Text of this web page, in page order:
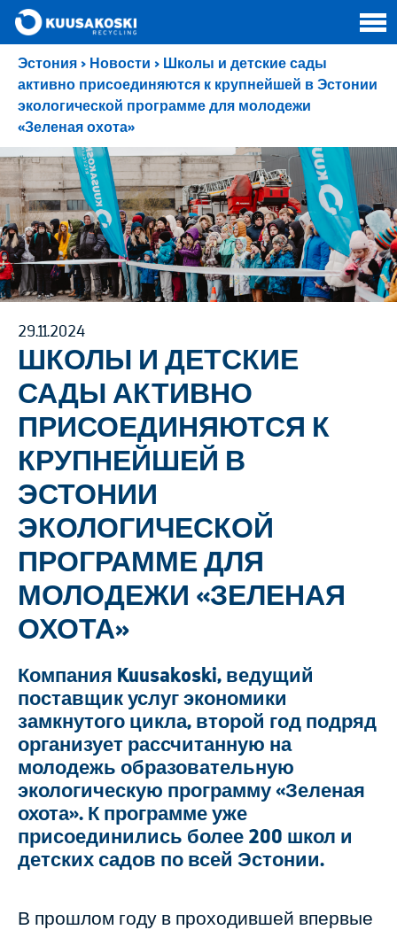
Эстония > Новости > Школы и детские сады
активно присоединяются к крупнейшей в Эстонии
экологической программе для молодежи
«Зеленая охота»
29.11.2024
ШКОЛЫ И ДЕТСКИЕ
САДЫ АКТИВНО
ПРИСОЕДИНЯЮТСЯ К
КРУПНЕЙШЕЙ В
ЭСТОНИИ
ЭКОЛОГИЧЕСКОЙ
ПРОГРАММЕ ДЛЯ
МОЛОДЕЖИ «ЗЕЛЕНАЯ
ОХОТА»
Компания Kuusakoski, ведущий
поставщик услуг экономики
замкнутого цикла, второй год подряд
организует рассчитанную на
молодежь образовательную
экологическую программу «Зеленая
охота». К программе уже
присоединились более 200 школ и
детских садов по всей Эстонии.
В прошлом году в проходившей впервые